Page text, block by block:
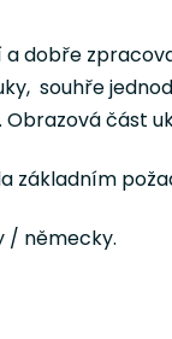
dobře
souhře
část
základním
/ německy.